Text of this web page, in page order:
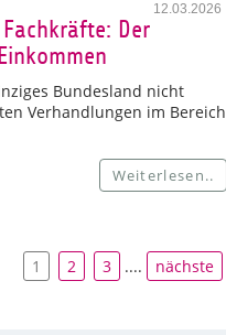
12.03.2026
Der
Bundesland nicht
Verhandlungen im Bereich
Weiterlesen..
1 2 3 .... nächste